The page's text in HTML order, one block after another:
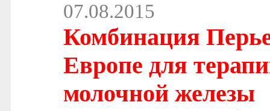
07.08.2015
Комбинация
Европе для
молочной железы